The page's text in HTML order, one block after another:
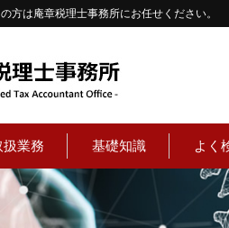
方は庵章税理士事務所にお任せください。
扱業務 基礎知識 よく